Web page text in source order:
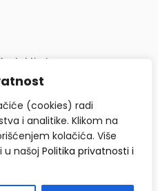
(cookies) radi
i analitike. Klikom na
kolačića. Više
našoj Politika privatnosti i
nas
i kolačića
2026. Sva prava zadržana.